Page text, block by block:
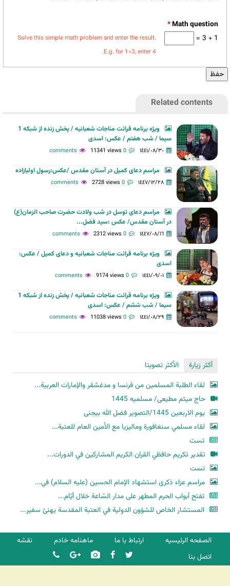
*
1 + 3 =
Solve this simple math problem and enter the result.
E.g. for 1+3, enter 4.
Related contents
ویژه برنامه قرائت مناجات شعبانیه / پخش زنده از شبکه 1
سیما / شب هفتم / عکس: اسدی
١٤٤١/٠٨/٣٠ 0 comments
11341 views
مراسم دعای کمیل در آستان مقدس /عکس:رسول اولیازاده
١٤٤٧/١٢/٢٨ 0 comments
2728 views
مراسم دعای توسل در شب ولادت حضرت صاحب الزمان(ع)
در آستان مقدس/ عکس :سید فضل...
١٤٤٧/٠٨/١٦ 0 comments
2312 views
ویژه برنامه قرائت مناجات شعبانیه و دعای کمیل / عکس:
اسدی
١٤٤١/٠٩/٠١ 0 comments
9174 views
ویژه برنامه قرائت مناجات شعبانیه / پخش زنده از شبکه 1
سیما / شب ششم / عکس: اسدی
١٤٤١/٠٨/٢٩ 0 comments
11038 views
أكثر زيارة
الأكثر تصويتا
لقاء الطلبة المسلمين من فرنسا و مدغشقر والإمارات العربية...
حاج میثم مطیعی/ مسلمیه 1445
یوم الاربعین 1445/التصویر فضل الله بیجنی
لقاء مسلمي سنغافورة وماليزيا مع الأمين العام للعتبة...
تست
تقدير تكريم حافظي القران الكريم المشاركين في الدورات...
تست
مراسم عزاء ذكرى استشهاد الإمام الحسين (عليه السلام) في...
تفتح أبواب الحرم المطهر على مدار السّاعة خلال أيّام...
المستشار الخاص للشؤون الدولية في العتبة المقدسة يهنئ سفير...
الصفحه الرئیسیه ارتباط با ما ماهنامه خادم
نقشه
اتصل بنا